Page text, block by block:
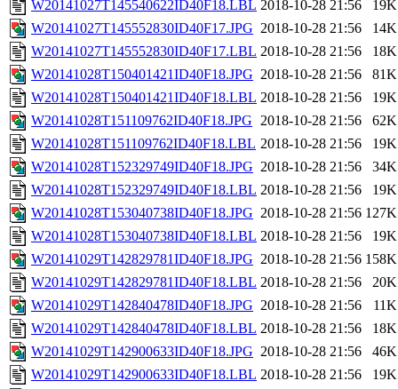
W20141027T145540622ID40F18.LBL 2018-10-28 21:56
19K
W20141027T145552830ID40F17.JPG 2018-10-28 21:56
14K
W20141027T145552830ID40F17.LBL 2018-10-28 21:56
18K
W20141028T150401421ID40F18.JPG 2018-10-28 21:56
81K
W20141028T150401421ID40F18.LBL 2018-10-28 21:56
19K
W20141028T151109762ID40F18.JPG 2018-10-28 21:56
62K
W20141028T151109762ID40F18.LBL 2018-10-28 21:56
19K
W20141028T152329749ID40F18.JPG 2018-10-28 21:56
34K
W20141028T152329749ID40F18.LBL 2018-10-28 21:56
19K
W20141028T153040738ID40F18.JPG 2018-10-28 21:56 127K
W20141028T153040738ID40F18.LBL 2018-10-28 21:56
19K
W20141029T142829781ID40F18.JPG 2018-10-28 21:56 158K
W20141029T142829781ID40F18.LBL 2018-10-28 21:56
20K
W20141029T142840478ID40F18.JPG 2018-10-28 21:56
11K
W20141029T142840478ID40F18.LBL 2018-10-28 21:56
18K
W20141029T142900633ID40F18.JPG 2018-10-28 21:56
46K
W20141029T142900633ID40F18.LBL 2018-10-28 21:56
19K